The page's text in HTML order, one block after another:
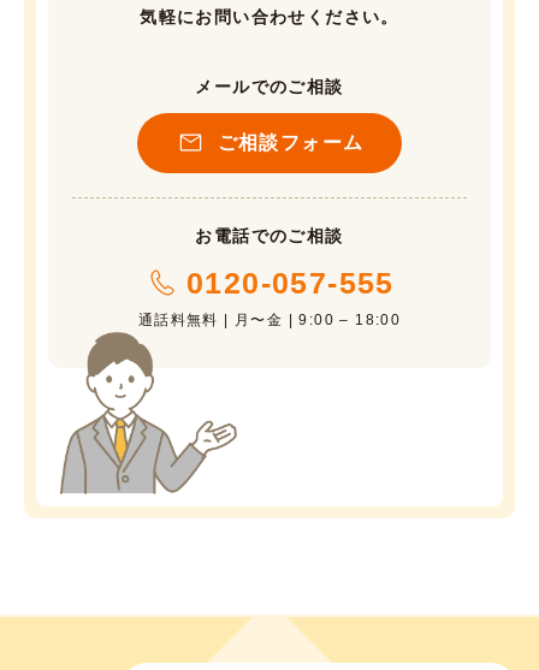
気軽にお問い合わせください。
メールでのご相談
ご相談フォーム
お電話でのご相談
0120-057-555
通話料無料 | 月〜金 | 9:00 – 18:00